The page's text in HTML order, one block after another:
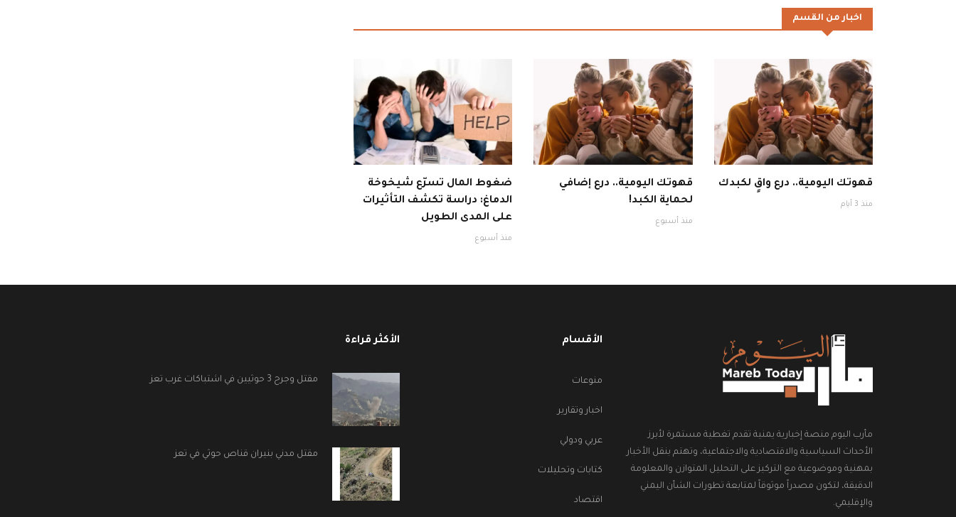
اخبار من القسم
قهوتك اليومية.. درع واقٍ لكبدك
منذ 3 أيام
قهوتك اليومية.. درع إضافي
لحماية الكبد!
منذ أسبوع
ضغوط المال تسرّع شيخوخة
الدماغ: دراسة تكشف التأثيرات
على المدى الطويل
منذ أسبوع
مأرب اليوم منصة إخبارية يمنية تقدم تغطية مستمرة لأبرز
الأحداث السياسية والاقتصادية والاجتماعية، وتهتم بنقل الأخبار
بمهنية وموضوعية مع التركيز على التحليل المتوازن والمعلومة
الدقيقة، لتكون مصدراً موثوقاً لمتابعة تطورات الشأن اليمني
والإقليمي.
الأقسام
منوعات
اخبار وتقارير
عربي ودولي
كتابات وتحليلات
اقتصاد
الأكثر قراءة
مقتل وجرح 3 حوثيين في اشتباكات غرب تعز
مقتل مدني بنيران قناص حوثي في تعز